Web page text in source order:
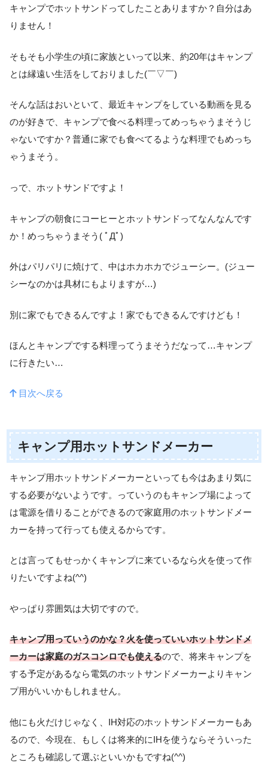
キャンプでホットサンドってしたことありますか？自分はあ
りません！
そもそも小学生の頃に家族といって以来、約20年はキャンプ
とは縁遠い生活をしておりました(￣▽￣)
そんな話はおいといて、最近キャンプをしている動画を見る
のが好きで、キャンプで食べる料理ってめっちゃうまそうじ
ゃないですか？普通に家でも食べてるような料理でもめっち
ゃうまそう。
っで、ホットサンドですよ！
キャンプの朝食にコーヒーとホットサンドってなんなんです
か！めっちゃうまそう( ﾟДﾟ)
外はパリパリに焼けて、中はホカホカでジューシー。(ジュー
シーなのかは具材にもよりますが…)
別に家でもできるんですよ！家でもできるんですけども！
ほんとキャンプでする料理ってうまそうだなって…キャンプ
に行きたい…
目次へ戻る
キャンプ用ホットサンドメーカー
キャンプ用ホットサンドメーカーといっても今はあまり気に
する必要がないようです。っていうのもキャンプ場によって
は電源を借りることができるので家庭用のホットサンドメー
カーを持って行っても使えるからです。
とは言ってもせっかくキャンプに来ているなら火を使って作
りたいですよね(^^)
やっぱり雰囲気は大切ですので。
キャンプ用っていうのかな？火を使っていいホットサンドメ
ーカーは家庭のガスコンロでも使えるので、将来キャンプを
する予定があるなら電気のホットサンドメーカーよりキャン
プ用がいいかもしれません。
他にも火だけじゃなく、IH対応のホットサンドメーカーもあ
るので、今現在、もしくは将来的にIHを使うならそういった
ところも確認して選ぶといいかもですね(^^)